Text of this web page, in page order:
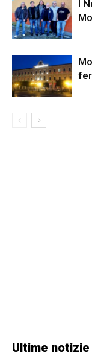
I
Ultime notizie